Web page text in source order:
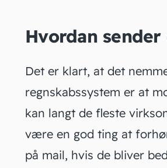
Hvordan
Det er klart, at det
regnskabssystem er at
kan langt de fleste
være en god ting at
på mail, hvis de bliver